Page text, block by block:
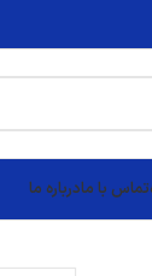
تماس با مادرباره ما